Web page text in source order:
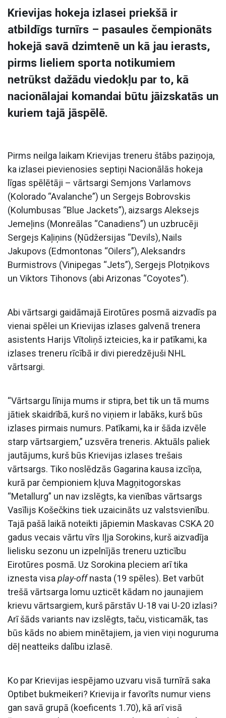
Krievijas hokeja izlasei priekšā ir
atbildīgs turnīrs – pasaules čempionāts
hokejā savā dzimtenē un kā jau ierasts,
pirms lieliem sporta notikumiem
netrūkst dažādu viedokļu par to, kā
nacionālajai komandai būtu jāizskatās un
kuriem tajā jāspēlē.
Pirms neilga laikam Krievijas treneru štābs paziņoja,
ka izlasei pievienosies septiņi Nacionālās hokeja
līgas spēlētāji – vārtsargi Semjons Varlamovs
(Kolorado “Avalanche”) un Sergejs Bobrovskis
(Kolumbusas “Blue Jackets”), aizsargs Aleksejs
Jemeļins (Monreālas “Canadiens”) un uzbrucēji
Sergejs Kaļiņins (Ņūdžersijas “Devils), Nails
Jakupovs (Edmontonas “Oilers”), Aleksandrs
Burmistrovs (Vinipegas “Jets”), Sergejs Plotņikovs
un Viktors Tihonovs (abi Arizonas “Coyotes”).
Abi vārtsargi gaidāmajā Eirotūres posmā aizvadīs pa
vienai spēlei un Krievijas izlases galvenā trenera
asistents Harijs Vītoliņš izteicies, ka ir patīkami, ka
izlases treneru rīcībā ir divi pieredzējuši NHL
vārtsargi.
“Vārtsargu līnija mums ir stipra, bet tik un tā mums
jātiek skaidrībā, kurš no viņiem ir labāks, kurš būs
izlases pirmais numurs. Patīkami, ka ir šāda izvēle
starp vārtsargiem,” uzsvēra treneris. Aktuāls paliek
jautājums, kurš būs Krievijas izlases trešais
vārtsargs. Tiko noslēdzās Gagarina kausa izcīņa,
kurā par čempioniem kļuva Magņitogorskas
“Metallurg” un nav izslēgts, ka vienības vārtsargs
Vasīlijs Košečkins tiek uzaicināts uz valstsvienību.
Tajā pašā laikā noteikti jāpiemin Maskavas CSKA 20
gadus vecais vārtu vīrs Iļja Sorokins, kurš aizvadīja
lielisku sezonu un izpelnījās treneru uzticību
Eirotūres posmā. Uz Sorokina pleciem arī tika
iznesta visa play-offnasta (19 spēles). Bet varbūt
trešā vārtsarga lomu uzticēt kādam no jaunajiem
krievu vārtsargiem, kurš pārstāv U-18 vai U-20 izlasi?
Arī šāds variants nav izslēgts, taču, visticamāk, tas
būs kāds no abiem minētajiem, ja vien viņi noguruma
dēļ neatteiks dalību izlasē.
Ko par Krievijas iespējamo uzvaru visā turnīrā saka
Optibet bukmeikeri? Krievija ir favorīts numur viens
gan savā grupā (koeficents 1.70), kā arī visā